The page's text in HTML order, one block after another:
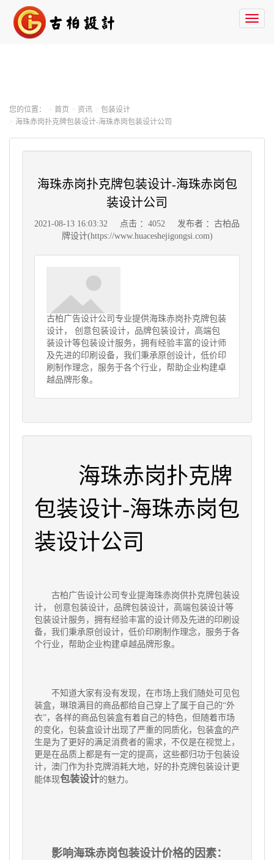
您的位置： 首页 资讯
包装设计
海珠赤岗扑克牌包装设计-海珠赤岗包装设计公司
海珠赤岗扑克牌包装设计-海珠赤岗包
装设计公司
2021-08-13 16:03:32 点击 ：4052
发布者 ：古柏品
牌设计(https://www.huaceshejigongsi.com)
古柏广告设计公司专业提供海珠赤岗扑克牌包装
设计， 创意包装设计，品牌包装设计，高端包
装设计等包装设计服务，拥有经验丰富的设计师
及先进的印刷设备，我们秉承原创设计，低价印
刷制作理念，服务于各个行业，帮助企业构建卓
越品牌形象。
海珠赤岗扑克牌
包装设计-海珠赤岗包
装设计公司
古柏广告设计公司专业提海珠赤岗供扑克牌包装设
计， 创意包装设计，品牌包装设计，高端包装设计等
包装设计服务，拥有经验丰富的设计师及先进的印刷设
备，我们秉承原创设计，低价印刷制作理念，服务于各
个行业，帮助企业构建卓越品牌形象。
不知道大家有没有发现，在市场上我们随处可见包
装盒，琳琅满目的商品都给自己穿上了属于自己的“外
衣”，各样的商品包装盒有着自己的特色，但随着市场
的变化，包装盒设计出现了严重的同质化，包装盒的产
生是为了更好的满足消费者的需求，不仅是在视觉上，
更是在品质上都是有一定的提高，这些都归功于包装设
计，澳门作为扑克牌消耗大地，好的扑克牌包装设计更
能体现包装设计的魅力。
影响海珠赤岗包装设计价格的因素：